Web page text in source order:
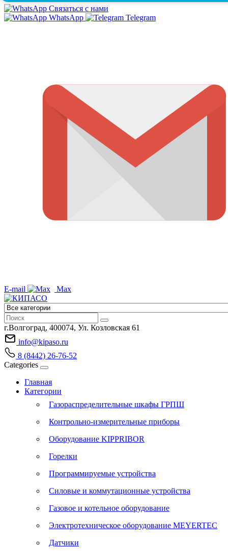
Связаться с нами
WhatsApp
Telegram
E-mail Max
г.Волгоград, 400074, Ул. Козловская 61
info@kipaso.ru
8 (8442) 26-76-52
Categories
Главная
Категории
Газораспределительные шкафы ГРПШ
Контрольно-измерительные приборы
Оборудование KIPPRIBOR
Горелки
Программируемые устройства
Силовые и коммутационные устройства
Газовое и котельное оборудование
Электротехническое оборудование MEYERTEC
Датчики